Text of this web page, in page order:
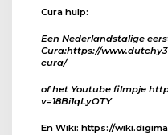
Cura hulp:
Een Nederlandstalige
Cura:https://
cura/
of het Youtube filmpje
v=18Bi1qLyOTY
En Wiki: https://